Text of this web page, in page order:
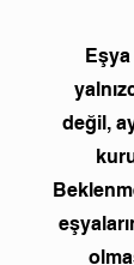
değil,